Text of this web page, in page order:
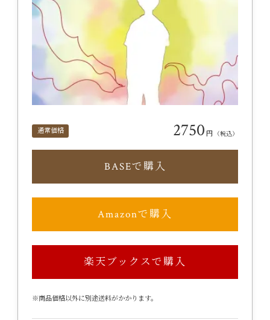
通常価格 2750 円 （税込）
BASEで購入
Amazonで購入
楽天ブックスで購入
※商品価格以外に別途送料がかかります。